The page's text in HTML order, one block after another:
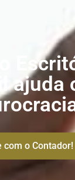
ajuda
com o Contador!